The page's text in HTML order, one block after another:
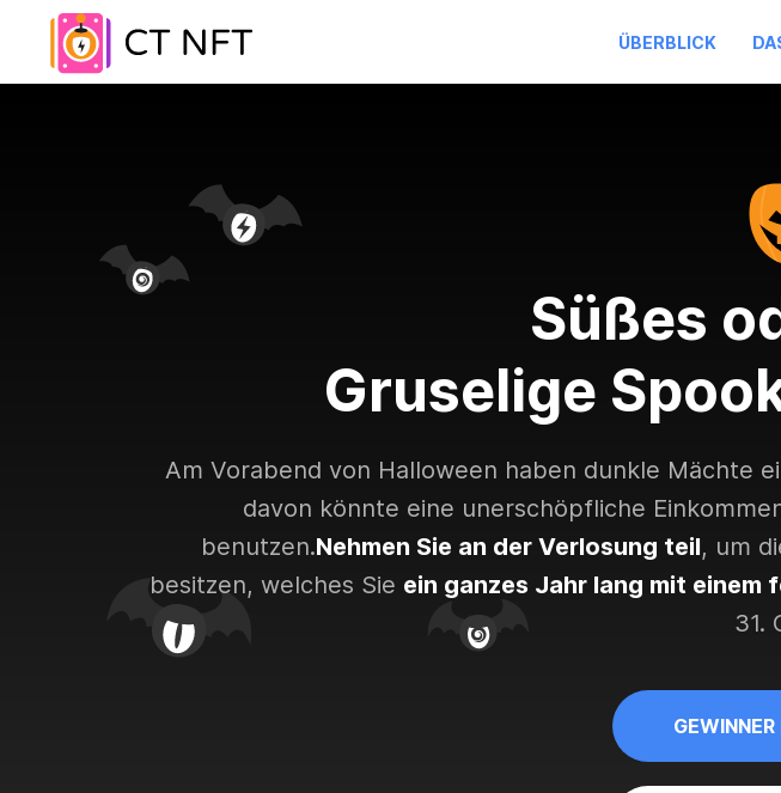
ÜBERBLICK
Süßes
Gruselige
Am Vorabend von Halloween haben dunkle Mächte
davon könnte eine unerschöpfliche
benutzen.Nehmen Sie an der Verlosung teil, um
besitzen, welches Sie ein ganzes Jahr lang mit einem
31.